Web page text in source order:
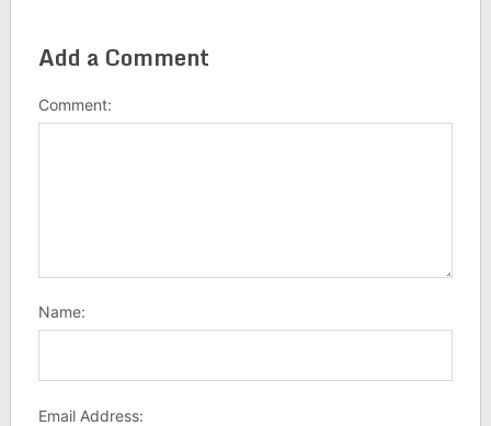
Add a Comment
Comment:
Name:
Email Address: